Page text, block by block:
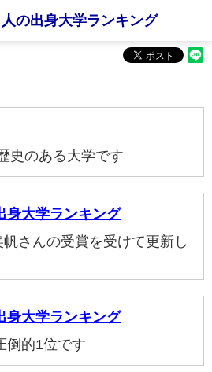
の出身大学ランキング
史のある大学です
身大学ランキング
さんの受賞を受けて更新し
身大学ランキング
倒的1位です